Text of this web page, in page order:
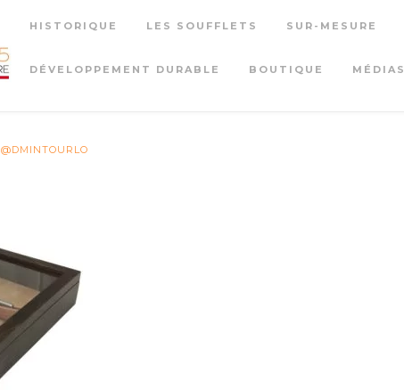
HISTORIQUE LES SOUFFLETS SUR-MESURE
DÉVELOPPEMENT DURABLE BOUTIQUE MÉDIAS
@DMINTOURLO